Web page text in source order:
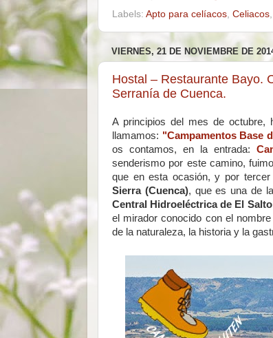
Labels: Apto para celíacos, Celiacos,
VIERNES, 21 DE NOVIEMBRE DE
Hostal – Restaurante Bayo.
Serranía de Cuenca.
A principios del mes de octubre,
llamamos: "Campamentos Base
os contamos, en la entrada:
senderismo por este camino,
que en esta ocasión, y por
Sierra (Cuenca), que es una de
Central Hidroeléctrica de El Salto
el mirador conocido con el nombre
de la naturaleza, la historia y la